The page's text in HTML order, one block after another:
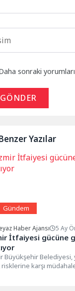
sonraki
GÖNDER
Yazılar
Gündem
Haber Ajansı 5 Ay
İtfaiyesi gücüne
Büyükşehir Belediyesi,
karşı